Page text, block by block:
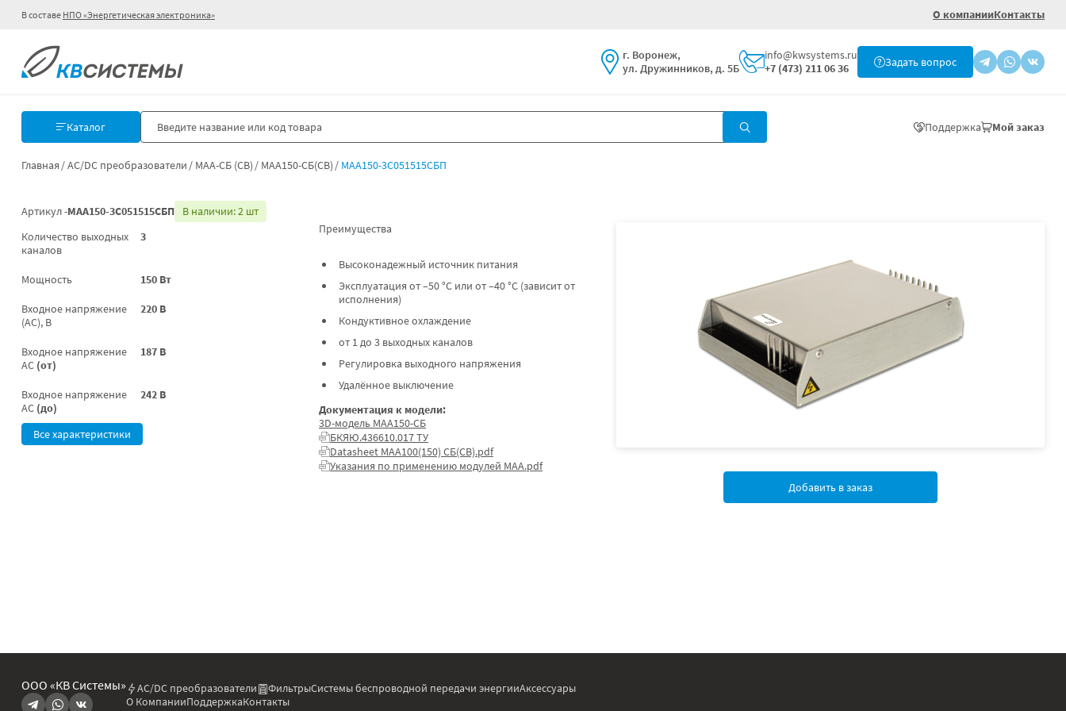
В составе НПО «Энергетическая электроника» О компанииКонтакты
г. Воронеж,
ул. Дружинников, д. 5Б
info@kwsystems.ru
+7 (473) 211 06 36
Задать вопрос
Каталог Поддержка Мой заказ
Главная AC/DC преобразователи МАА-СБ (СВ) МАА150-СБ(СВ) МАА150-3С051515СБП
Артикул -МАА150-3С051515СБП
В наличии: 2 шт
Количество выходных
каналов
3
Мощность 150 Вт
Входное напряжение
(AC), В
220 В
Входное напряжение
AC (от)
187 В
Входное напряжение
AC (до)
242 В
Все характеристики
Преимущества
Высоконадежный источник питания
Эксплуатация от –50 °C или от –40 °C (зависит от
исполнения)
Кондуктивное охлаждение
от 1 до 3 выходных каналов
Регулировка выходного напряжения
Удалённое выключение
Документация к модели:
3D-модель МАА150-СБ
БКЯЮ.436610.017 ТУ
Datasheet МАА100(150) СБ(СВ).pdf
Указания по применению модулей МАА.pdf
Добавить в заказ
ООО «КВ Системы» AC/DC преобразователи ФильтрыСистемы беспроводной передачи энергииАксессуары
О КомпанииПоддержкаКонтакты